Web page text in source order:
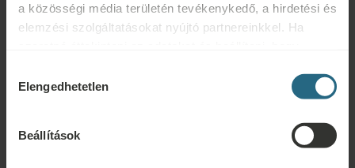
a közösségi média területén tevékenykedő, a hirdetési és
elemzési szolgáltatásokat nyújtó partnereinkkel. Ha
eszközöket, kérjük, folytassa a "Részletek" gombra
kattintva.
kiválasztása
Elengedhetetlen
Beállítások
Kérdések
kérdésekért és válaszokért kattintson ide.